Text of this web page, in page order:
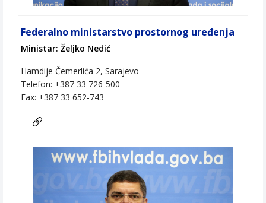
Federalno ministarstvo prostornog uređenja
Ministar: Željko Nedić
Hamdije Čemerlića 2, Sarajevo
Telefon: +387 33 726-500
Fax: +387 33 652-743